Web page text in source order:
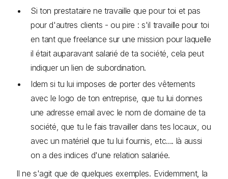
Si ton prestataire ne travaille que pour toi et pas
pour d'autres clients - ou pire : s'il travaille pour toi
en tant que freelance sur une mission pour laquelle
il était auparavant salarié de ta société, cela peut
indiquer un lien de subordination.
Idem si tu lui imposes de porter des vêtements
avec le logo de ton entreprise, que tu lui donnes
une adresse email avec le nom de domaine de ta
société, que tu le fais travailler dans tes locaux, ou
avec un matériel que tu lui fournis, etc.... là aussi
on a des indices d'une relation salariée.
Il ne s'agit que de quelques exemples. Evidemment, la